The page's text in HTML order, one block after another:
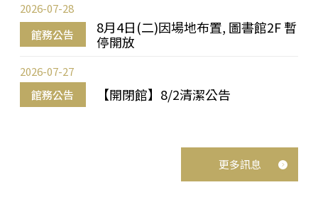
館務公告
8月4日(二)因場地布置, 圖書館2F 暫
停開放
2026-07-28
館務公告 【開閉館】8/2清潔公告
2026-07-27
更多訊息